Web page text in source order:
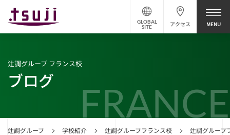
アクセス
GLOBAL
SITE
FRANCE
辻調グループ 学校紹介 辻調グループフランス校 辻調グループ
辻調グループ フランス校
ブログ